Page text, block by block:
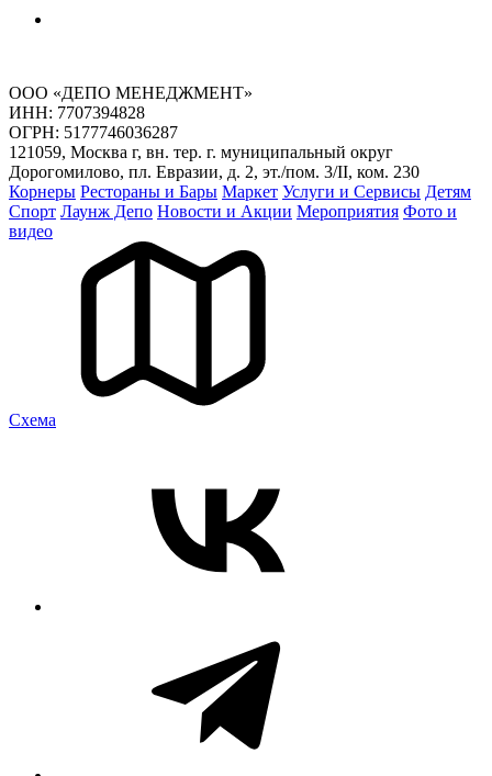
ООО «ДЕПО МЕНЕДЖМЕНТ»
ИНН: 7707394828
ОГРН: 5177746036287
121059, Москва г, вн. тер. г. муниципальный округ
Дорогомилово, пл. Евразии, д. 2, эт./пом. 3/II, ком. 230
Корнеры Рестораны и Бары Маркет Услуги и Сервисы Детям
Спорт Лаунж Депо Новости и Акции Мероприятия Фото и
видео
Cхема